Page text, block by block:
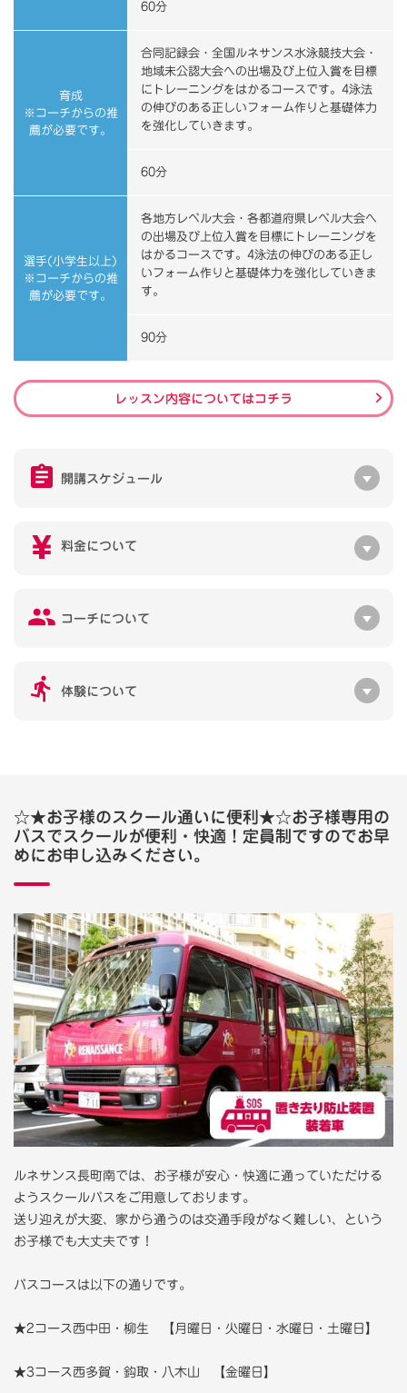
60分
育成
※コーチからの推
薦が必要です。
合同記録会・全国ルネサンス水泳競技大会・
地域未公認大会への出場及び上位入賞を目標
にトレーニングをはかるコースです。4泳法
の伸びのある正しいフォーム作りと基礎体力
を強化していきます。
60分
選手(小学生以上)
※コーチからの推
薦が必要です。
各地方レベル大会・各都道府県レベル大会へ
の出場及び上位入賞を目標にトレーニングを
はかるコースです。4泳法の伸びのある正し
いフォーム作りと基礎体力を強化していきま
す。
90分
レッスン内容についてはコチラ
開講スケジュール
料金について
コーチについて
体験について
☆★お子様のスクール通いに便利★☆お子様専用の
バスでスクールが便利・快適！定員制ですのでお早
めにお申し込みください。
ルネサンス長町南では、お子様が安心・快適に通っていただける
ようスクールバスをご用意しております。
送り迎えが大変、家から通うのは交通手段がなく難しい、という
お子様でも大丈夫です！
バスコースは以下の通りです。
★2コース西中田・柳生 【月曜日・火曜日・水曜日・土曜日】
★3コース西多賀・鈎取・八木山 【金曜日】